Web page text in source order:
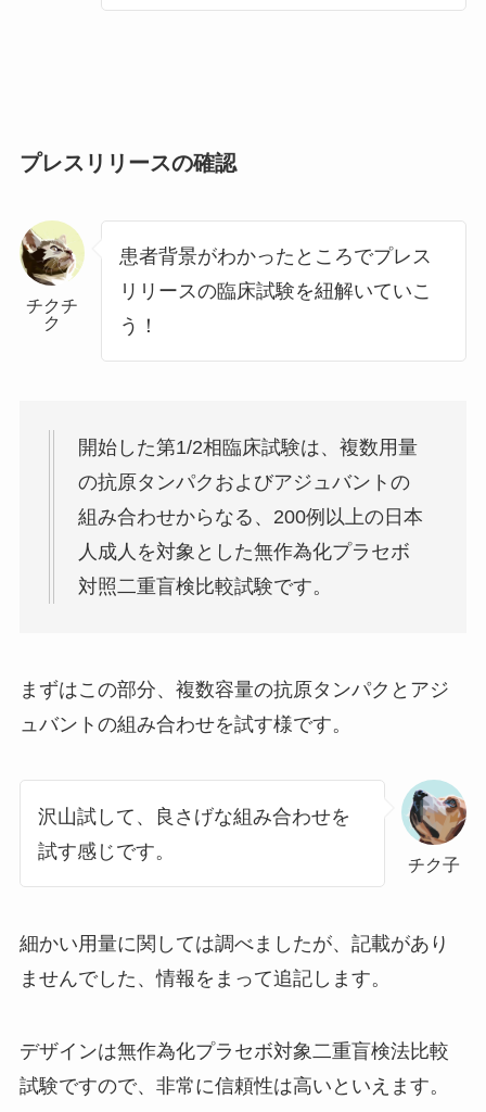
プレスリリースの確認
チクチ
ク
患者背景がわかったところでプレス
リリースの臨床試験を紐解いていこ
う！
開始した第1/2相臨床試験は、複数用量
の抗原タンパクおよびアジュバントの
組み合わせからなる、200例以上の日本
人成人を対象とした無作為化プラセボ
対照二重盲検比較試験です。
まずはこの部分、複数容量の抗原タンパクとアジ
ュバントの組み合わせを試す様です。
チク子
沢山試して、良さげな組み合わせを
試す感じです。
細かい用量に関しては調べましたが、記載があり
ませんでした、情報をまって追記します。
デザインは無作為化プラセボ対象二重盲検法比較
試験ですので、非常に信頼性は高いといえます。